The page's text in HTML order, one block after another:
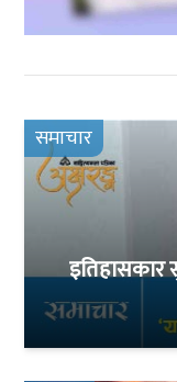
समाचार
इतिहासकार